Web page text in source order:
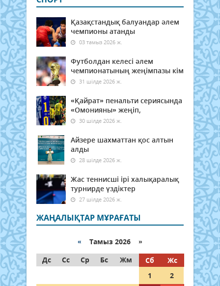
Қазақстандық балуандар әлем
чемпионы атанды
03 тамыз 2026 ж.
Футболдан келесі әлем
чемпионатының жеңімпазы кім
31 шілде 2026 ж.
«Қайрат» пенальти сериясында
«Омонияны» жеңіп,
30 шілде 2026 ж.
Айзере шахматтан қос алтын
алды
28 шілде 2026 ж.
Жас теннисші ірі халықаралық
турнирде үздіктер
27 шілде 2026 ж.
ЖАҢАЛЫҚТАР МҰРАҒАТЫ
« Тамыз 2026 »
Дс
Сс Ср Бс Жм Сб
Жс
1
2